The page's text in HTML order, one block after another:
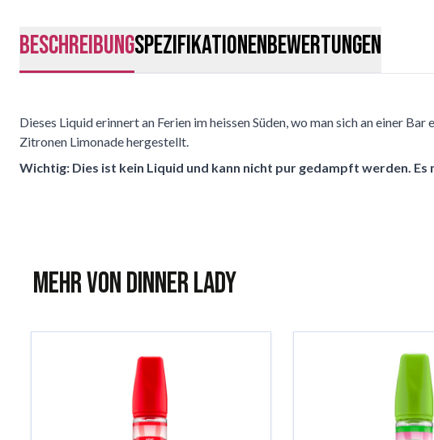
BeschreibungSpezifikationenBewertungen
Dieses Liquid erinnert an Ferien im heissen Süden, wo man sich an einer
Zitronen Limonade hergestellt.
Wichtig: Dies ist kein Liquid und kann nicht pur gedampft werden. Es
Mehr von Dinner Lady